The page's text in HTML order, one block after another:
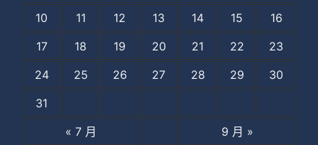
10
11 12 13 14 15
16
17
18 19 20 21 22
23
24
25 26 27 28 29
30
31
« 7 月
9 月 »